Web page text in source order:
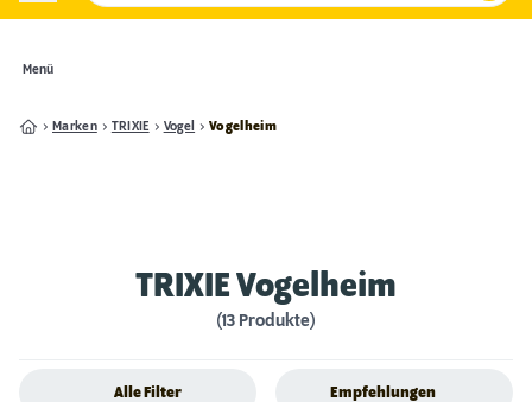
Menü
Marken TRIXIE Vogel Vogelheim
TRIXIE Vogelheim
(13 Produkte)
Alle Filter Empfehlungen